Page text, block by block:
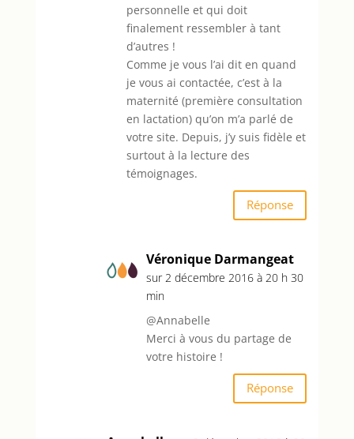
personnelle et qui doit
finalement ressembler à tant
d’autres !
Comme je vous l’ai dit en quand
je vous ai contactée, c’est à la
maternité (première consultation
en lactation) qu’on m’a parlé de
votre site. Depuis, j’y suis fidèle et
surtout à la lecture des
témoignages.
Réponse
Véronique Darmangeat
sur 2 décembre 2016 à 20 h 30
min
@Annabelle
Merci à vous du partage de
votre histoire !
Réponse